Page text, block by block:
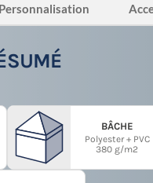
Personnalisation
BÂCHE
Polyester + PVC
380 g/m2